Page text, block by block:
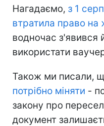
Нагадаємо, з 1
втратила право на
водночас з'явився
використати
Також ми писали,
потрібно міняти -
закону про
документ